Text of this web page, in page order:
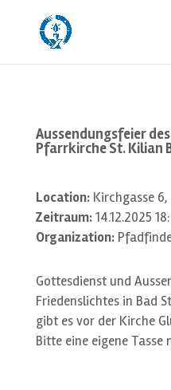
Aussendungsfeier
Pfarrkirche St. Kilian
Location:Kirchgasse
Zeitraum:14.12.2025
Organization:
Gottesdienst und
Friedenslichtes in Bad
gibt es vor der Kirche
Bitte eine eigene Tasse